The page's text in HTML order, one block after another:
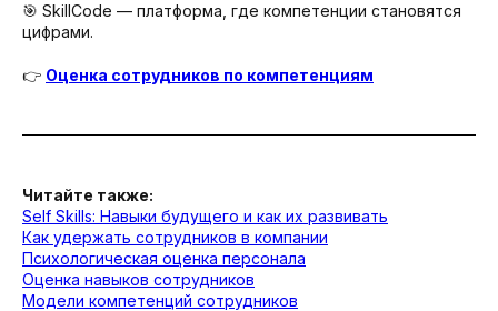
🎯 SkillCode — платформа, где компетенции становятся
цифрами.
👉 Оценка сотрудников по компетенциям
Читайте также:
Self Skills: Навыки будущего и как их развивать
Как удержать сотрудников в компании
Психологическая оценка персонала
Оценка навыков сотрудников
Модели компетенций сотрудников